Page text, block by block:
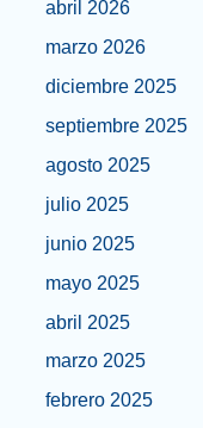
abril 2026
marzo 2026
diciembre 2025
septiembre 2025
agosto 2025
julio 2025
junio 2025
mayo 2025
abril 2025
marzo 2025
febrero 2025